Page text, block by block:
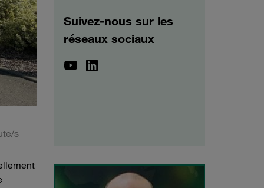
s
Suivez-nous sur les
réseaux sociaux